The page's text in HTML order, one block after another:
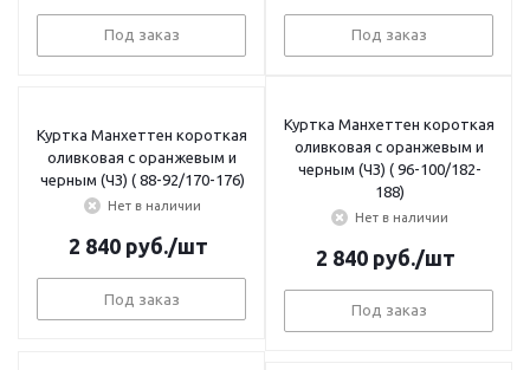
Под заказ Под заказ
Куртка Манхеттен короткая
оливковая с оранжевым и
черным (ЧЗ) ( 88-92/170-176)
Нет в наличии
2 840руб./шт
Под заказ
Куртка Манхеттен короткая
оливковая с оранжевым и
черным (ЧЗ) ( 96-100/182-
188)
Нет в наличии
2 840руб./шт
Под заказ